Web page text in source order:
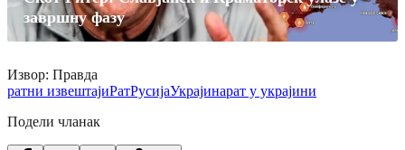
завршну фазу
Извор: Правда
ратни извештајиРатРусијаУкрајинарат у украјини
Подели чланак